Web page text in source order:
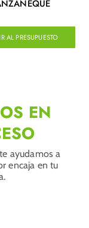
AL PRESUPUESTO
EN
ayudamos a
encaja en tu